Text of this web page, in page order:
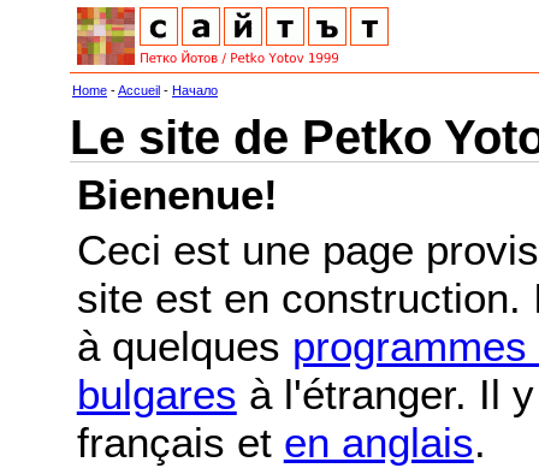
Home -Accueil - Начало
Le site de Petko
Bienenue!
Ceci est une page
site est en
à quelques
bulgares à l'étranger. Il
français et en anglais.